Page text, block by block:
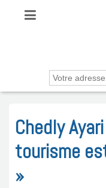
Chedly
tourisme
»